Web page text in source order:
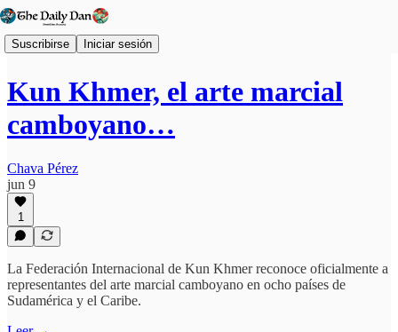
Suscribirse Iniciar sesión
Kun Khmer, el arte marcial
camboyano…
Chava Pérez
jun 9
1
La Federación Internacional de Kun Khmer reconoce oficialmente a
representantes del arte marcial camboyano en ocho países de
Sudamérica y el Caribe.